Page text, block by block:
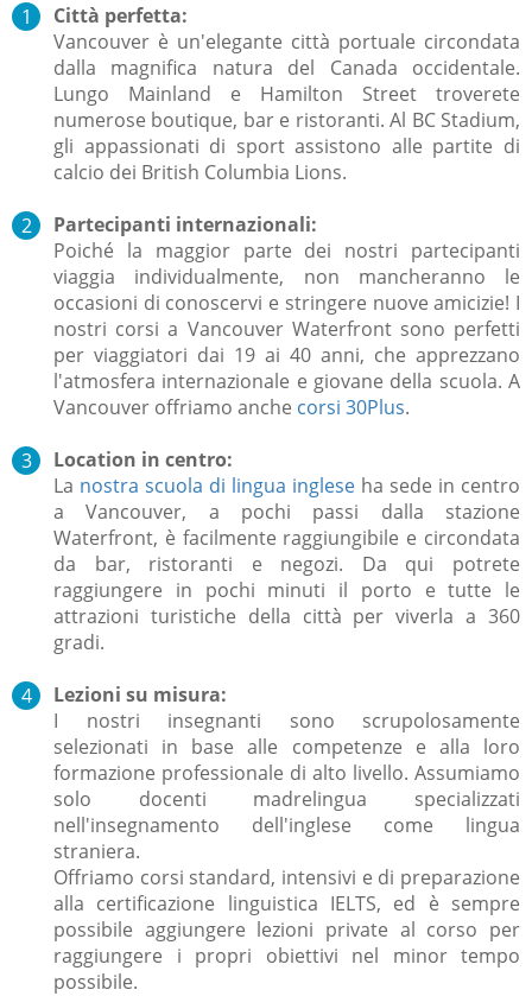
Città perfetta:
Vancouver è un'elegante città portuale circondata
dalla magnifica natura del Canada occidentale.
Lungo Mainland e Hamilton Street troverete
numerose boutique, bar e ristoranti. Al BC Stadium,
gli appassionati di sport assistono alle partite di
calcio dei British Columbia Lions.
Partecipanti internazionali:
Poiché la maggior parte dei nostri partecipanti
viaggia individualmente, non mancheranno le
occasioni di conoscervi e stringere nuove amicizie! I
nostri corsi a Vancouver Waterfront sono perfetti
per viaggiatori dai 19 ai 40 anni, che apprezzano
l'atmosfera internazionale e giovane della scuola. A
Vancouver offriamo anche corsi 30Plus.
Location in centro:
La nostra scuola di lingua inglese ha sede in centro
a Vancouver, a pochi passi dalla stazione
Waterfront, è facilmente raggiungibile e circondata
da bar, ristoranti e negozi. Da qui potrete
raggiungere in pochi minuti il porto e tutte le
attrazioni turistiche della città per viverla a 360
gradi.
Lezioni su misura:
I nostri insegnanti sono scrupolosamente
selezionati in base alle competenze e alla loro
formazione professionale di alto livello. Assumiamo
solo docenti madrelingua specializzati
nell'insegnamento dell'inglese come lingua
straniera.
Offriamo corsi standard, intensivi e di preparazione
alla certificazione linguistica IELTS, ed è sempre
possibile aggiungere lezioni private al corso per
raggiungere i propri obiettivi nel minor tempo
possibile.